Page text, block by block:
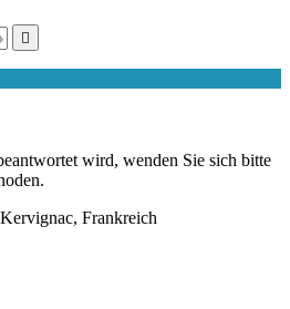

wird, wenden Sie sich bitte
Frankreich